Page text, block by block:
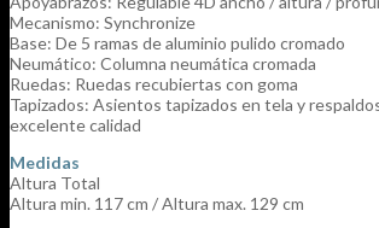
Mecanismo: Synchronize
Base: De 5 ramas de aluminio pulido cromado
Neumático: Columna neumática cromada
Ruedas: Ruedas recubiertas con goma
Tapizados: Asientos tapizados en tela y
excelente calidad
Medidas
Altura Total
Altura min. 117 cm / Altura max. 129 cm